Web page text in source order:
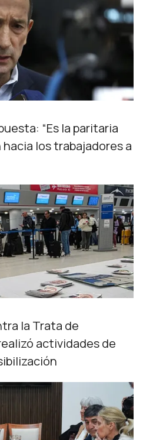
“Es la paritaria
los trabajadores a
la Trata de
actividades de